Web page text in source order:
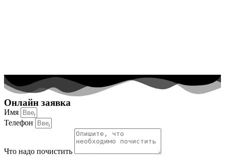
Онлайн заявка
Имя
Телефон
Что надо почистить